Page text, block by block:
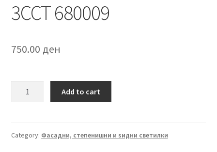
3CCT 680009
750.00 ден
680009
Add to cart
Category: Фасадни, степенишни и ѕидни светилки